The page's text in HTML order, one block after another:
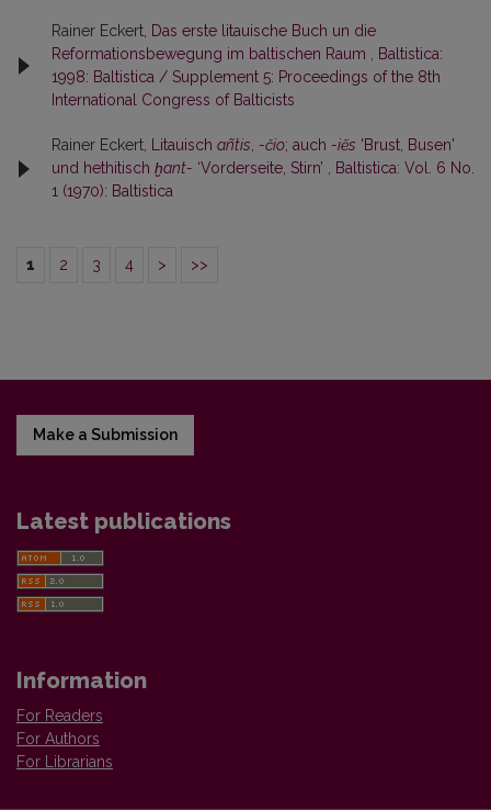
Rainer Eckert, Das erste litauische Buch un die
Reformationsbewegung im baltischen Raum
Baltistica:
1998: Baltistica / Supplement 5: Proceedings of the 8th
International Congress of Balticists
Rainer Eckert, Litauisch añtis -čio; auch -iẽs 'Brust, Busen'
und hethitisch ḫant- ‘Vorderseite, Stirn’
Baltistica: Vol. 6 No.
1 (1970): Baltistica
1 2 3 4 > >>
Make a Submission
Latest publications
Information
For Readers
For Authors
For Librarians